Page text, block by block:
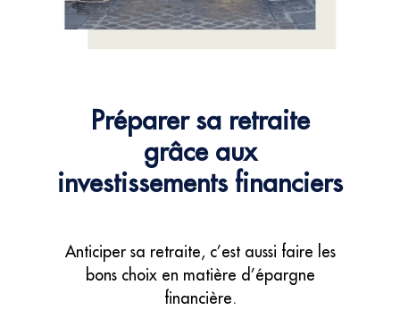
Préparer sa retraite
grâce aux
investissements financiers
Anticiper sa retraite, c’est aussi faire les
bons choix en matière d’épargne
financière.